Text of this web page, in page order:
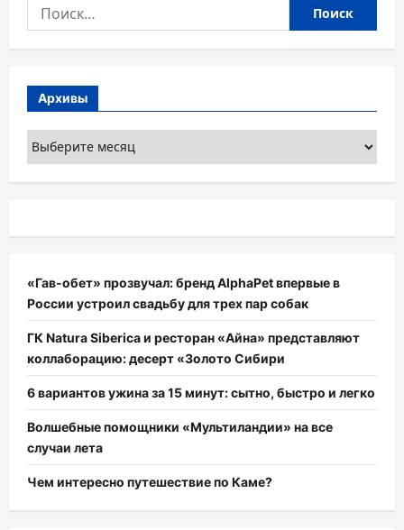
Найти:
Архивы
Архивы
«Гав-обет» прозвучал: бренд AlphaPet впервые в
России устроил свадьбу для трех пар собак
ГК Natura Siberica и ресторан «Айна» представляют
коллаборацию: десерт «Золото Сибири
6 вариантов ужина за 15 минут: сытно, быстро и легко
Волшебные помощники «Мультиландии» на все
случаи лета
Чем интересно путешествие по Каме?